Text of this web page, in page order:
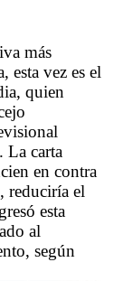
más
esta vez es el
quien
La carta
en contra
reduciría el
esta
al
según